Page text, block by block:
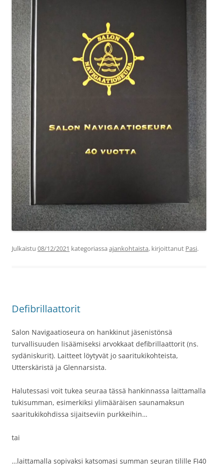
Julkaistu 08/12/2021 kategoriassa ajankohtaista, kirjoittanut Pasi.
Defibrillaattorit
Salon Navigaatioseura on hankkinut jäsenistönsä
turvallisuuden lisäämiseksi arvokkaat defibrillaattorit (ns.
sydäniskurit). Laitteet löytyvät jo saaritukikohteista,
Utterskäristä ja Glennarsista.
Halutessasi voit tukea seuraa tässä hankinnassa laittamalla
tukisumman, esimerkiksi ylimääräisen saunamaksun
saaritukikohdissa sijaitseviin purkkeihin…
tai
…laittamalla sopivaksi katsomasi summan seuran tilille FI40